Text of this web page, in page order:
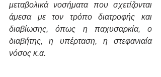
μεταβολικά νοσήματα που σχετίζονται
άμεσα με τον τρόπο διατροφής και
διαβίωσης, όπως η παχυσαρκία, ο
διαβήτης, η υπέρταση, η στεφανιαία
νόσος κ.α.